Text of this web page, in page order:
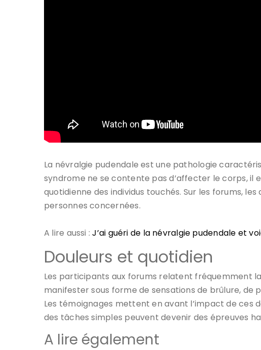
La névralgie pudendale est une pathologie
syndrome ne se contente pas d’affecter le corps,
quotidienne des individus touchés. Sur les forums,
personnes concernées.
A lire aussi :J’ai guéri de la névralgie pudendale et
Douleurs et quotidien
Les participants aux forums relatent fréquemment
manifester sous forme de sensations de brûlure, de
Les témoignages mettent en avant l’impact de ces
des tâches simples peuvent devenir des épreuves
A lire également